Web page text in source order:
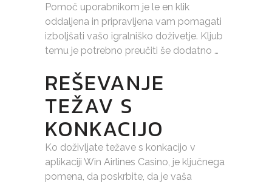
Pomoč uporabnikom je le en klik
oddaljena in pripravljena vam pomagati
izboljšati vašo igralniško doživetje. Kljub
temu je potrebno preučiti še dodatno …
REŠEVANJE
TEŽAV S
KONKACIJO
Ko doživljate težave s konkacijo v
aplikaciji Win Airlines Casino, je ključnega
pomena, da poskrbite, da je vaša